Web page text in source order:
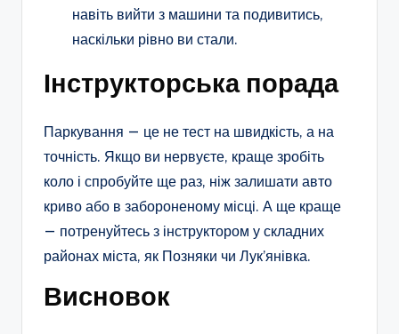
навіть вийти з машини та подивитись,
наскільки рівно ви стали.
Інструкторська порада
Паркування — це не тест на швидкість, а на
точність. Якщо ви нервуєте, краще зробіть
коло і спробуйте ще раз, ніж залишати авто
криво або в забороненому місці. А ще краще
— потренуйтесь з інструктором у складних
районах міста, як Позняки чи Лук’янівка.
Висновок